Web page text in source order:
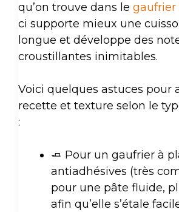
qu’on trouve dans le gaufrier
ci supporte mieux une
longue et développe des
croustillantes inimitables.
Voici quelques astuces pour
recette et texture selon le
:
🧈 Pour un gaufrier à
antiadhésives (très
pour une pâte fluide,
afin qu’elle s’étale